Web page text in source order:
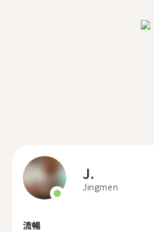
J.
Jingmen
流暢